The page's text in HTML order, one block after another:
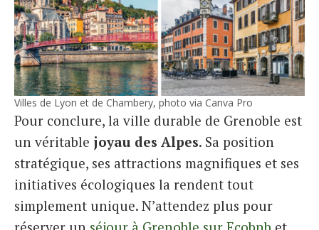
Villes de Lyon et de Chambery, photo via Canva Pro
Pour conclure, la ville durable de Grenoble est
un véritable joyau des Alpes. Sa position
stratégique, ses attractions magnifiques et ses
initiatives écologiques la rendent tout
simplement unique. N’attendez plus pour